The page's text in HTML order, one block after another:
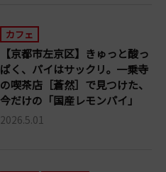
カフェ
【京都市左京区】きゅっと酸っ
ぱく、パイはサックリ。一乗寺
の喫茶店［蒼然］で見つけた、
今だけの「国産レモンパイ」
2026.5.01